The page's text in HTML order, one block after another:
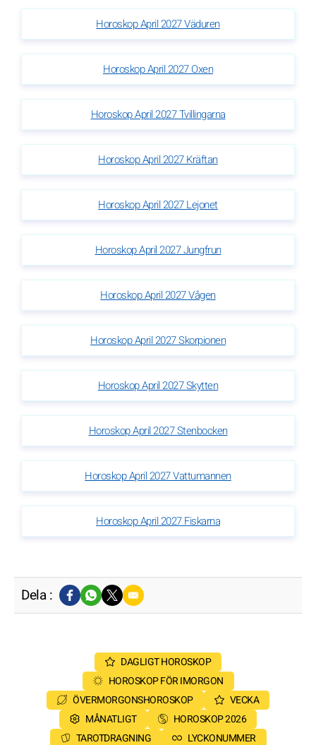
Horoskop April 2027 Väduren
Horoskop April 2027 Oxen
Horoskop April 2027 Tvillingarna
Horoskop April 2027 Kräftan
Horoskop April 2027 Lejonet
Horoskop April 2027 Jungfrun
Horoskop April 2027 Vågen
Horoskop April 2027 Skorpionen
Horoskop April 2027 Skytten
Horoskop April 2027 Stenbocken
Horoskop April 2027 Vattumannen
Horoskop April 2027 Fiskarna
Dela :
DAGLIGT HOROSKOP
HOROSKOP FÖR IMORGON
ÖVERMORGONSHOROSKOP
VECKA
MÅNATLIGT
HOROSKOP 2026
TAROTDRAGNING
LYCKONUMMER